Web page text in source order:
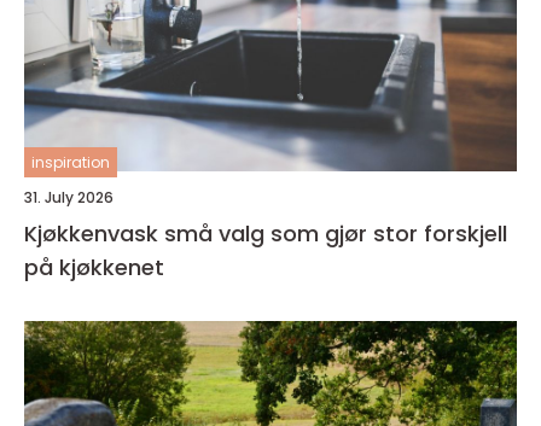
inspiration
31. July 2026
Kjøkkenvask små valg som gjør stor forskjell
på kjøkkenet